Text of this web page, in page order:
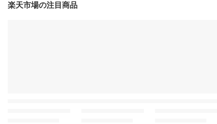
楽天市場の注目商品